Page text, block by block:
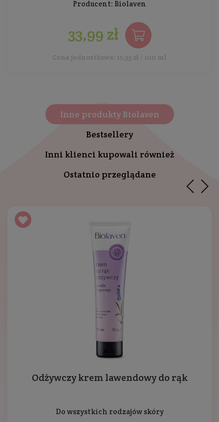
Producent: Biolaven
33,99 zł
Cena jednostkowa: 11,33 zł / 100 ml
Inne produkty Biolaven
Bestsellery
Inni klienci kupowali również
Ostatnio przeglądane
Odżywczy krem lawendowy do rąk
Do wszystkich rodzajów skóry